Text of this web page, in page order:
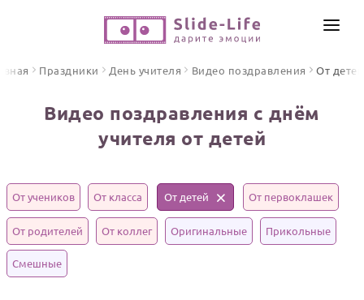
ПО ФОРМАТУ
Песни поздравления
Открытки
Стихи и тексты
ИНСТРУМЕНТЫ
ЦЕНЫ
ОТЗЫВЫ
Праздники День учителя Видео поздравления От детей
Видео поздравления с днём
учителя от детей
От учеников От класса От детей От первоклашек
От родителей От коллег Оригинальные Прикольные
Смешные